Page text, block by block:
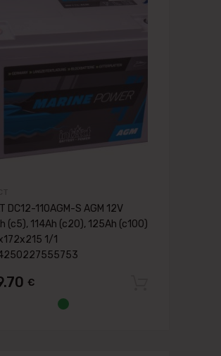
DC12-110AGM-S AGM 12V
(c5), 114Ah (c20), 125Ah (c100)
1/1
€